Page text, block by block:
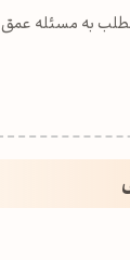
به مسئله عمق